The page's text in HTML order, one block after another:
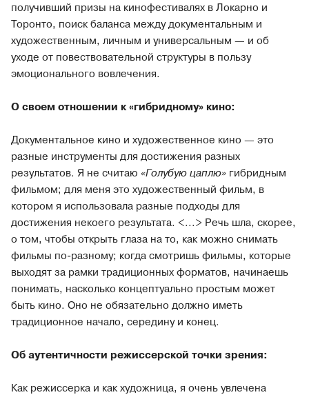
получивший призы на кинофестивалях в Локарно и
Торонто, поиск баланса между документальным и
художественным, личным и универсальным — и об
уходе от повествовательной структуры в пользу
эмоционального вовлечения.
О своем отношении к «гибридному» кино:
Документальное кино и художественное кино — это
разные инструменты для достижения разных
результатов. Я не считаю «Голубую цаплю» гибридным
фильмом; для меня это художественный фильм, в
котором я использовала разные подходы для
достижения некоего результата. <...> Речь шла, скорее,
о том, чтобы открыть глаза на то, как можно снимать
фильмы по-разному; когда смотришь фильмы, которые
выходят за рамки традиционных форматов, начинаешь
понимать, насколько концептуально простым может
быть кино. Оно не обязательно должно иметь
традиционное начало, середину и конец.
Об аутентичности режиссерской точки зрения:
Как режиссерка и как художница, я очень увлечена